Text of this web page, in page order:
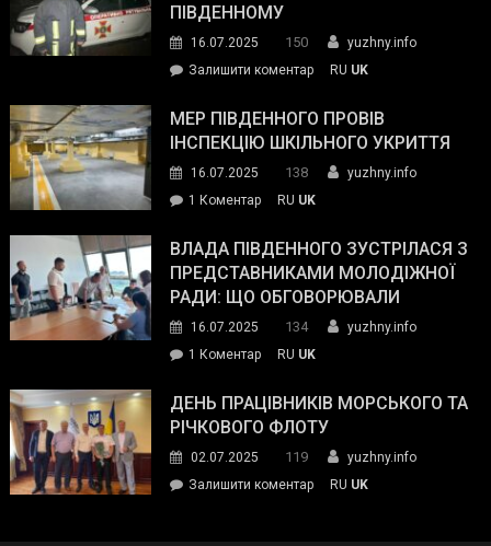
силових
та
органів:
«Наш
спільний
окупанти.
Маємо
діяти
команда
ПІВДЕННОМУ
16.07.2025 150
yuzhny.info
Залишити коментарon
ДСНС
власноруч
пожежу
у
RU UK
МЕР ПІВДЕННОГО ПРОВІВ
ІНСПЕКЦІЮ ШКІЛЬНОГО УКРИТТЯ
16.07.2025 138
yuzhny.info
1 Коментардо
Південного
провів
інспекцію
укриття
RU UK
ВЛАДА ПІВДЕННОГО ЗУСТРІЛАСЯ З
ПРЕДСТАВНИКАМИ МОЛОДІЖНОЇ
РАДИ: ЩО ОБГОВОРЮВАЛИ
16.07.2025 134
yuzhny.info
1 Коментардо
Південного
зустрілася
представниками
молодіжної
RU UK
ДЕНЬ ПРАЦІВНИКІВ МОРСЬКОГО ТА
РІЧКОВОГО ФЛОТУ
02.07.2025 119
yuzhny.info
Залишити коментарon
RU UK